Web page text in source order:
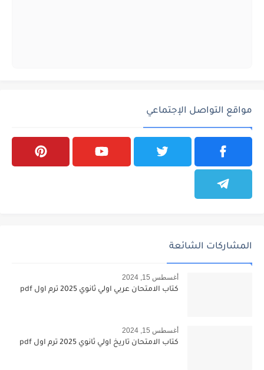
مواقع التواصل الإجتماعي
المشاركات الشائعة
أغسطس 15, 2024
كتاب الامتحان عربي اولي ثانوي 2025 ترم اول pdf
أغسطس 15, 2024
كتاب الامتحان تاريخ اولي ثانوي 2025 ترم اول pdf